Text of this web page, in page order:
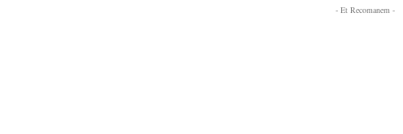
- Et Recomanem -